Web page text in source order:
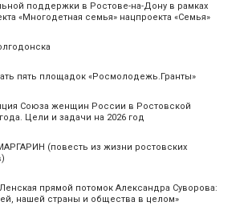
поддержки в Ростове-на-Дону в рамках
«Многодетная семья» нацпроекта «Семья»
пять площадок «Росмолодежь.Гранты»
Союза женщин России в Ростовской
Цели и задачи на 2026 год
(повесть из жизни ростовских
прямой потомок Александра Суворова:
нашей страны и общества в целом»